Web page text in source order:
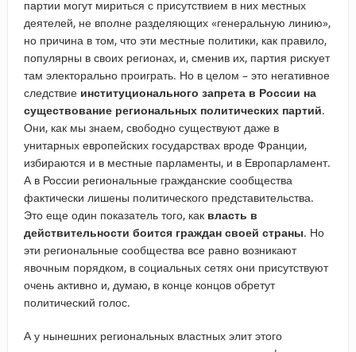
партии могут мириться с присутствием в них местных
деятелей, не вполне разделяющих «генеральную линию»,
но причина в том, что эти местные политики, как правило,
популярны в своих регионах, и, сменив их, партия рискует
там электорально проиграть. Но в целом – это негативное
следствие институционального запрета в России на
существование региональных политических партий.
Они, как мы знаем, свободно существуют даже в
унитарных европейских государствах вроде Франции,
избираются и в местные парламенты, и в Европарламент.
А в России региональные гражданские сообщества
фактически лишены политического представительства.
Это еще один показатель того, как власть в
действительности боится граждан своей страны. Но
эти региональные сообщества все равно возникают
явочным порядком, в социальных сетях они присутствуют
очень активно и, думаю, в конце концов обретут
политический голос.
А у нынешних региональных властных элит этого